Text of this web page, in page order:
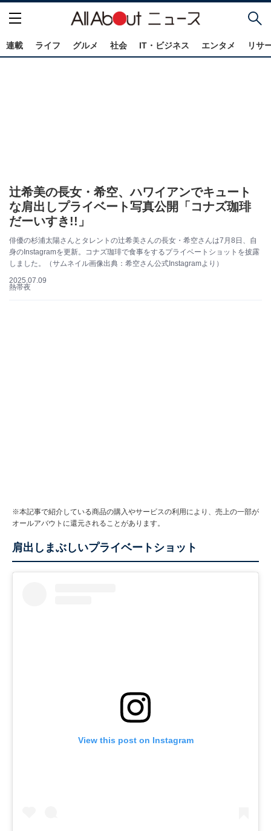
連載 ライフ グルメ 社会 IT・ビジネス エンタメ リサ
辻希美の長女・希空、ハワイアンでキュート
な肩出しプライベート写真公開「コナズ珈琲
だーいすき!!」
俳優の杉浦太陽さんとタレントの辻希美さんの長女・希空さんは7月8日、自
身のInstagramを更新。コナズ珈琲で食事をするプライベートショットを披露
しました。（サムネイル画像出典：希空さん公式Instagramより）
2025.07.09
熱帯夜
※本記事で紹介している商品の購入やサービスの利用により、売上の一部が
オールアバウトに還元されることがあります。
肩出しまぶしいプライベートショット
View this post on Instagram